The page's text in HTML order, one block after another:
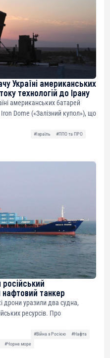
Україні американських
технологій до Ірану
американських батарей
Dome («Залізний купол»), що
#Ізраїль
#ППО та ПРО
російський
танкер
дрони уразили два судна,
ресурсів. Про
#Війна з Росією
#Нафта
#Чорне море